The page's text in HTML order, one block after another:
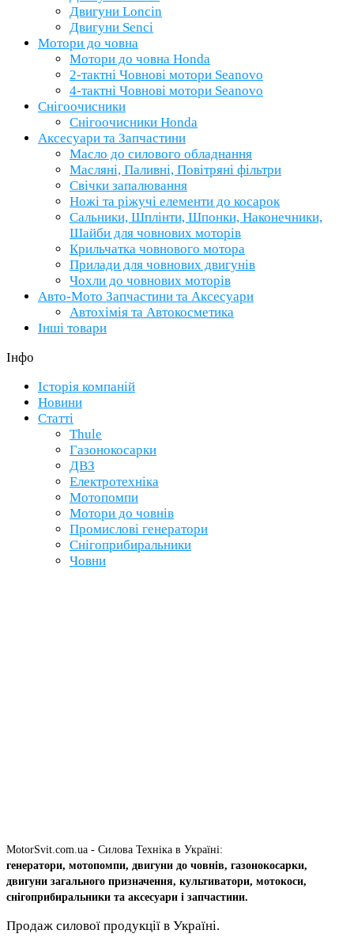
Двигуни Loncin
Двигуни Senci
Мотори до човна
Мотори до човна Honda
2-тактні Човнові мотори Seanovo
4-тактні Човнові мотори Seanovo
Снігоочисники
Снігоочисники Honda
Аксесуари та Запчастини
Масло до силового обладнання
Масляні, Паливні, Повітряні фільтри
Свічки запалювання
Ножі та ріжучі елементи до косарок
Сальники, Шплінти, Шпонки, Наконечники,
Шайби для човнових моторів
Крильчатка човнового мотора
Прилади для човнових двигунів
Чохли до човнових моторів
Авто-Мото Запчастини та Аксесуари
Автохімія та Автокосметика
Інші товари
Інфо
Історія компаній
Новини
Статті
Thule
Газонокосарки
ДВЗ
Електротехніка
Мотопомпи
Мотори до човнів
Промислові генератори
Снігоприбиральники
Човни
MotorSvit.com.ua - Силова Техніка в Україні:
генератори, мотопомпи, двигуни до човнів, газонокосарки,
двигуни загального призначення, культиватори, мотокоси,
снігоприбиральники та аксесуари і запчастини.
Продаж силової продукції в Україні.